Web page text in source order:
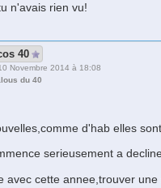
n'avais rien vu!
40
Novembre 2014 à 18:08
du 40
d'hab elles
serieusement a
avec cette annee,trouver